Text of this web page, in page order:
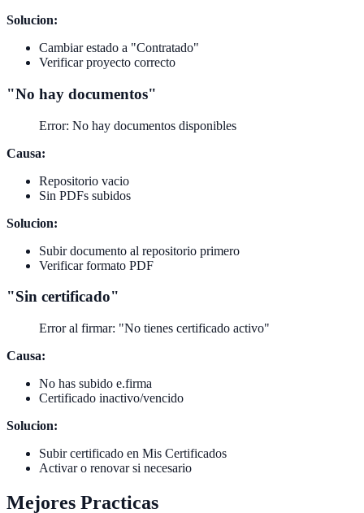
Solucion:
Cambiar estado a "Contratado"
Verificar proyecto correcto
"No hay documentos"
Error: No hay documentos disponibles
Causa:
Repositorio vacio
Sin PDFs subidos
Solucion:
Subir documento al repositorio primero
Verificar formato PDF
"Sin certificado"
Error al firmar: "No tienes certificado activo"
Causa:
No has subido e.firma
Certificado inactivo/vencido
Solucion:
Subir certificado en Mis Certificados
Activar o renovar si necesario
Mejores Practicas